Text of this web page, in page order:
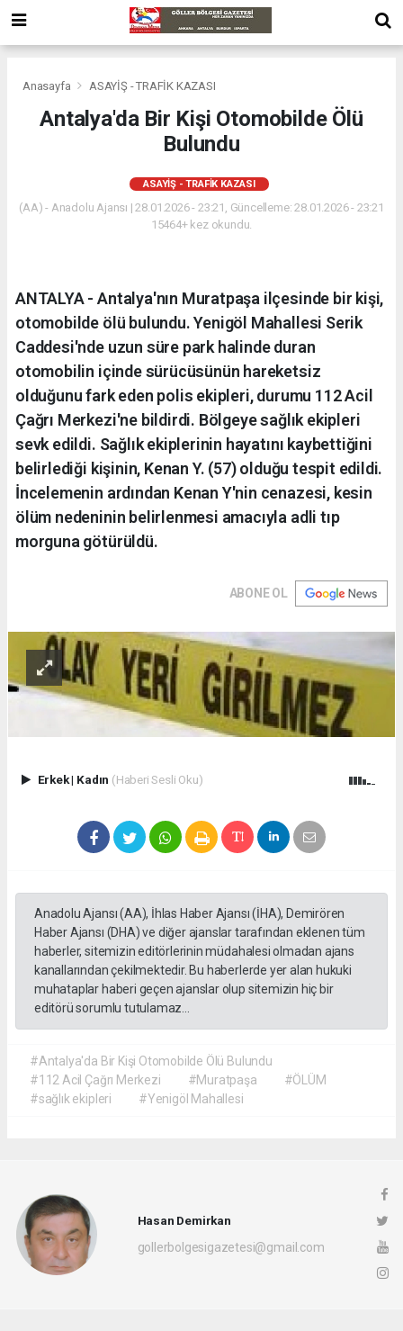
Anasayfa ASAYİŞ - TRAFİK KAZASI
Antalya'da Bir Kişi Otomobilde Ölü
Bulundu
ASAYİŞ - TRAFİK KAZASI
(AA) - Anadolu Ajansı | 28.01.2026 - 23:21, Güncelleme: 28.01.2026 - 23:21
15464+ kez okundu.
ANTALYA - Antalya'nın Muratpaşa ilçesinde bir kişi,
otomobilde ölü bulundu. Yenigöl Mahallesi Serik
Caddesi'nde uzun süre park halinde duran
otomobilin içinde sürücüsünün hareketsiz
olduğunu fark eden polis ekipleri, durumu 112 Acil
Çağrı Merkezi'ne bildirdi. Bölgeye sağlık ekipleri
sevk edildi. Sağlık ekiplerinin hayatını kaybettiğini
belirlediği kişinin, Kenan Y. (57) olduğu tespit edildi.
İncelemenin ardından Kenan Y'nin cenazesi, kesin
ölüm nedeninin belirlenmesi amacıyla adli tıp
morguna götürüldü.
ABONE OL
Erkek| Kadın (Haberi Sesli Oku)
Anadolu Ajansı (AA), İhlas Haber Ajansı (İHA), Demirören
Haber Ajansı (DHA) ve diğer ajanslar tarafından eklenen tüm
haberler, sitemizin editörlerinin müdahalesi olmadan ajans
kanallarından çekilmektedir. Bu haberlerde yer alan hukuki
muhataplar haberi geçen ajanslar olup sitemizin hiç bir
editörü sorumlu tutulamaz...
#Antalya'da Bir Kişi Otomobilde Ölü Bulundu
#112 Acil Çağrı Merkezi
#Muratpaşa
#ÖLÜM
#sağlık ekipleri
#Yenigöl Mahallesi
Hasan Demirkan
gollerbolgesigazetesi@gmail.com